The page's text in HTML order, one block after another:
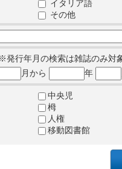
イタリア語
その他
※発行年月の検索は雑誌のみ対
月から 年
中央児
栂
人権
移動図書館